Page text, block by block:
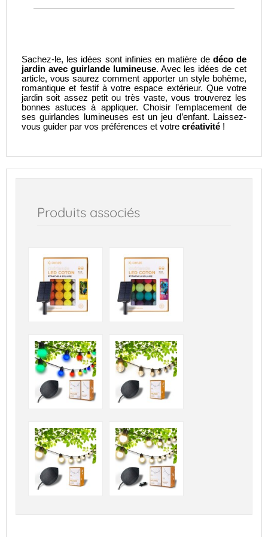
Sachez-le, les idées sont infinies en matière de déco de
jardin avec guirlande lumineuse. Avec les idées de cet
article, vous saurez comment apporter un style bohème,
romantique et festif à votre espace extérieur. Que votre
jardin soit assez petit ou très vaste, vous trouverez les
bonnes astuces à appliquer. Choisir l’emplacement de
ses guirlandes lumineuses est un jeu d’enfant. Laissez-
vous guider par vos préférences et votre créativité !
Produits associés